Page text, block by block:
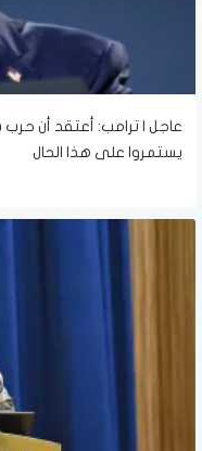
عاجل | ترامب: أعتقد أن حرب
يستمروا على هذا الحال